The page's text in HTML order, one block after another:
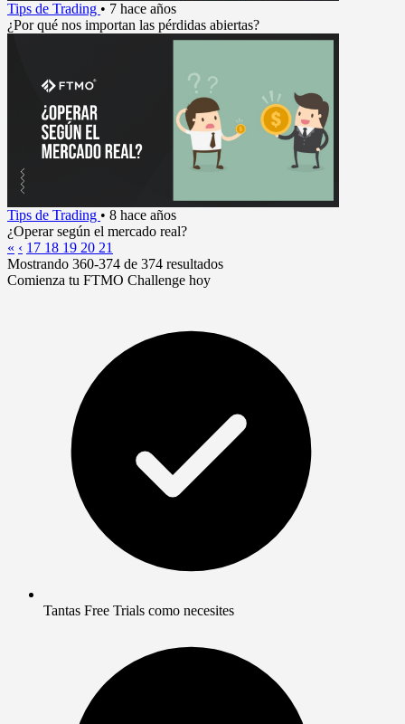
Tips de Trading • 7 hace años
¿Por qué nos importan las pérdidas abiertas?
Tips de Trading • 8 hace años
¿Operar según el mercado real?
« ‹ 17 18 19 20 21
Mostrando 360-374 de 374 resultados
Comienza tu FTMO Challenge hoy
Tantas Free Trials como necesites